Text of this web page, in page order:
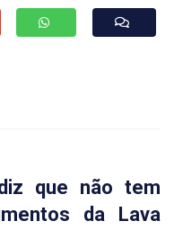
que não tem
da Lava